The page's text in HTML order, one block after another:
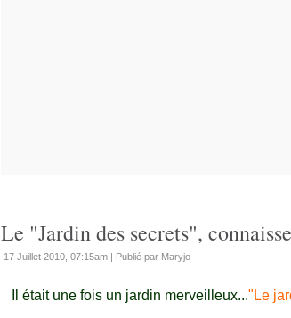
Le "Jardin des secrets",
17 Juillet 2010, 07:15am | Publié par Maryjo
Il était une fois un jardin merveilleux..."Le